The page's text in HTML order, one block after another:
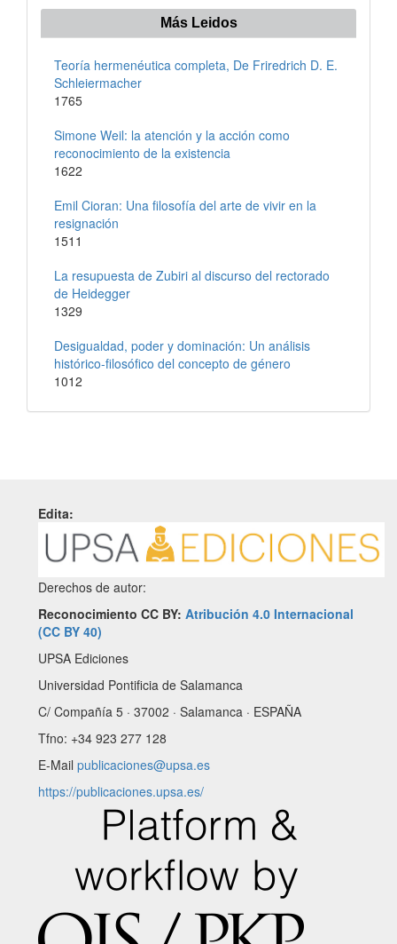
Más Leidos
Teoría hermenéutica completa, De Friredrich D. E.
Schleiermacher
1765
Simone Weil: la atención y la acción como
reconocimiento de la existencia
1622
Emil Cioran: Una filosofía del arte de vivir en la
resignación
1511
La resupuesta de Zubiri al discurso del rectorado
de Heidegger
1329
Desigualdad, poder y dominación: Un análisis
histórico-filosófico del concepto de género
1012
Edita:
Derechos de autor:
Reconocimiento CC BY: Atribución 4.0 Internacional
(CC BY 40)
UPSA Ediciones
Universidad Pontificia de Salamanca
C/ Compañía 5 · 37002 · Salamanca · ESPAÑA
Tfno: +34 923 277 128
E-Mail publicaciones@upsa.es
https://publicaciones.upsa.es/